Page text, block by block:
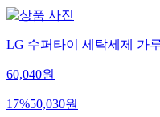
LG 수퍼타이 세탁세제 가
60,040원
17%50,030원